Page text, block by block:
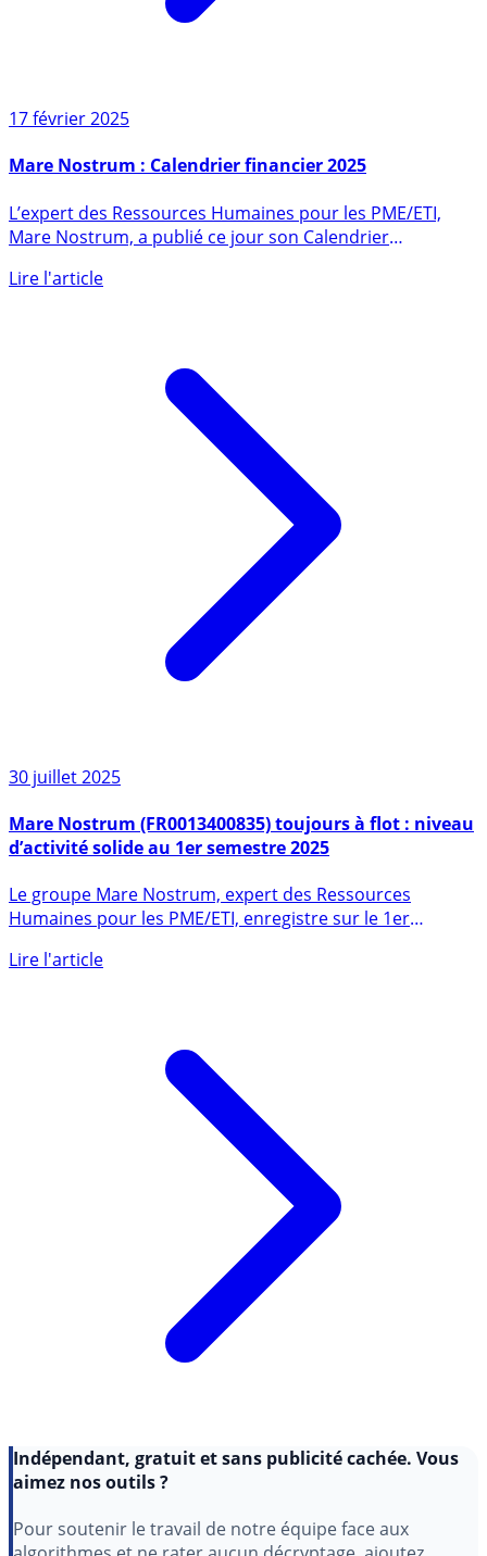
17 février 2025
Mare Nostrum : Calendrier financier 2025
L’expert des Ressources Humaines pour les PME/ETI,
Mare Nostrum, a publié ce jour son Calendrier
30 juillet 2025
d’activité solide au 1er semestre 2025
Humaines pour les PME/ETI, enregistre sur le 1er
aimez nos outils ?